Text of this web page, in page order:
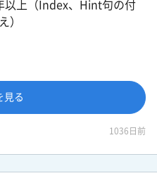
以上（Index、Hint句の付
）
見る
1036日前